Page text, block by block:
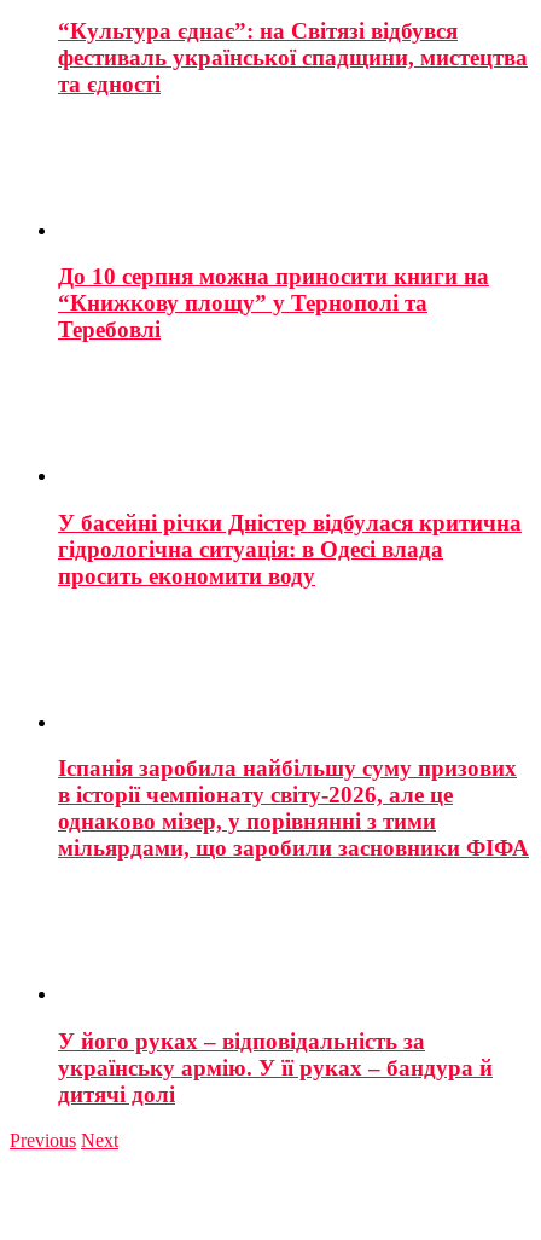
“Культура єднає”: на Світязі відбувся
фестиваль української спадщини, мистецтва
та єдності
До 10 серпня можна приносити книги на
“Книжкову площу” у Тернополі та
Теребовлі
У басейні річки Дністер відбулася критична
гідрологічна ситуація: в Одесі влада
просить економити воду
Іспанія заробила найбільшу суму призових
в історії чемпіонату світу-2026, але це
однаково мізер, у порівнянні з тими
мільярдами, що заробили засновники ФІФА
У його руках – відповідальність за
українську армію. У її руках – бандура й
дитячі долі
Previous Next